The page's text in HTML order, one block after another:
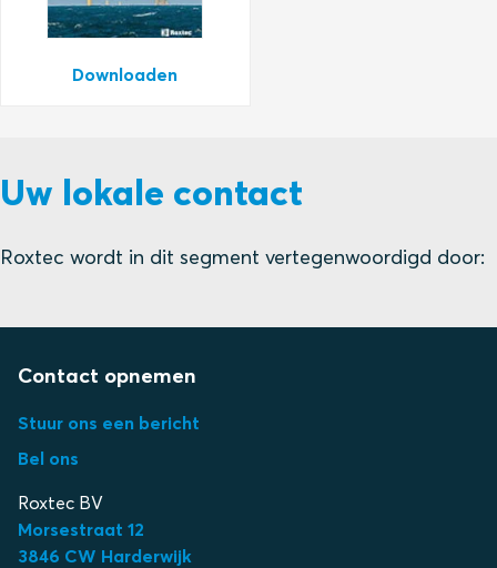
Downloaden
Uw lokale contact
Roxtec wordt in dit segment vertegenwoordigd door:
Contact opnemen
Stuur ons een bericht
Bel ons
Roxtec BV
Morsestraat 12
3846 CW Harderwijk